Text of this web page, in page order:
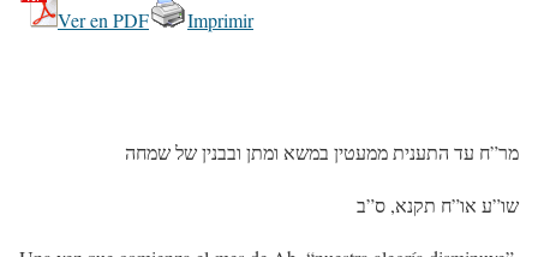
Ver en PDF Imprimir
מר”ח עד התענית ממעטין במשא ומתן ובבנין של שמחה
שו”ע או”ח תקנא, ס”ב